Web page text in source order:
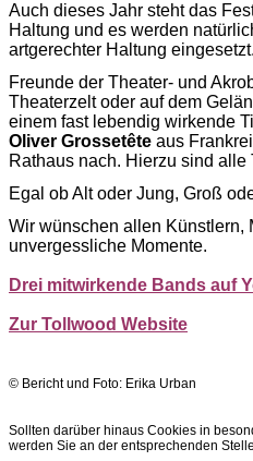
Auch dieses Jahr steht das
Haltung und es werden
artgerechter Haltung eingesetzt.
Freunde der Theater- und
Theaterzelt oder auf dem
einem fast lebendig wirkende
Oliver Grossetête aus
Rathaus nach. Hierzu sind
Egal ob Alt oder Jung, Groß
Wir wünschen allen Künstlern,
unvergessliche Momente.
Drei mitwirkende Bands auf
Zur Tollwood Website
© Bericht und Foto: Erika Urban
Sollten darüber hinaus Cookies in
werden Sie an der entsprechenden